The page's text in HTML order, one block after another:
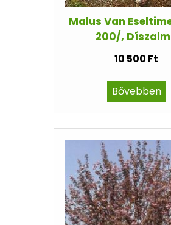
Malus Van
200/,
10 500 Ft
Bővebben